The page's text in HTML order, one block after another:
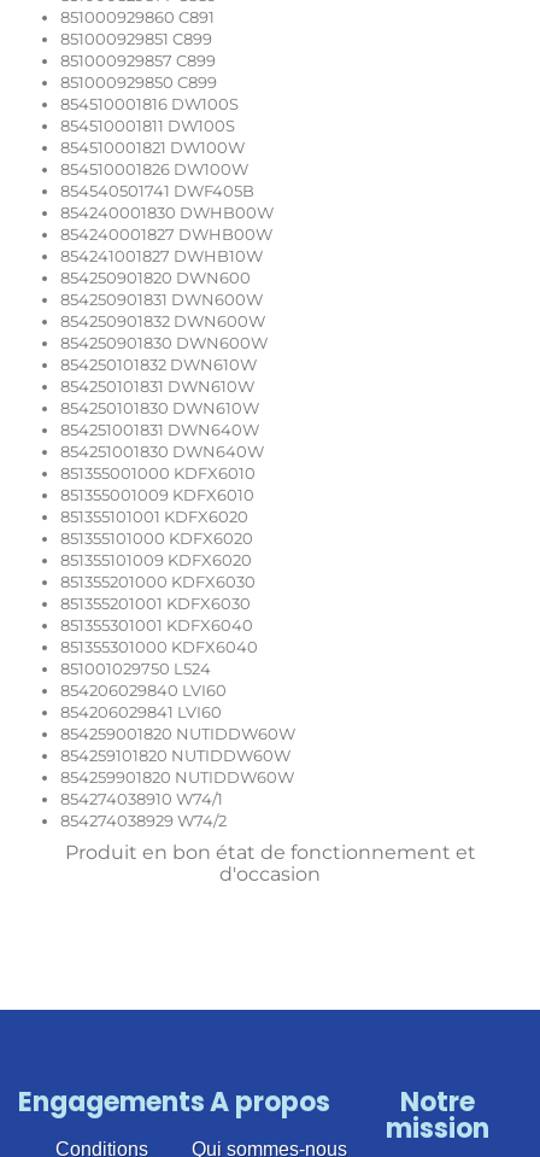
851000929860 C891
851000929851 C899
851000929857 C899
851000929850 C899
854510001816 DW100S
854510001811 DW100S
854510001821 DW100W
854510001826 DW100W
854540501741 DWF405B
854240001830 DWHB00W
854240001827 DWHB00W
854241001827 DWHB10W
854250901820 DWN600
854250901831 DWN600W
854250901832 DWN600W
854250901830 DWN600W
854250101832 DWN610W
854250101831 DWN610W
854250101830 DWN610W
854251001831 DWN640W
854251001830 DWN640W
851355001000 KDFX6010
851355001009 KDFX6010
851355101001 KDFX6020
851355101000 KDFX6020
851355101009 KDFX6020
851355201000 KDFX6030
851355201001 KDFX6030
851355301001 KDFX6040
851355301000 KDFX6040
851001029750 L524
854206029840 LVI60
854206029841 LVI60
854259001820 NUTIDDW60W
854259101820 NUTIDDW60W
854259901820 NUTIDDW60W
854274038910 W74/1
854274038929 W74/2
Produit en bon état de fonctionnement et
d'occasion
Engagements
Conditions
A propos
Qui sommes-nous
Notre
mission